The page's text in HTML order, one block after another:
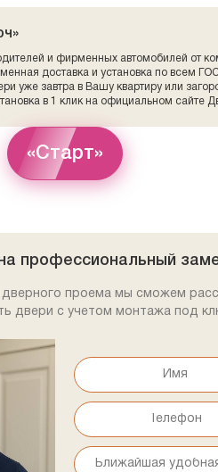
и фирменных автомобилей от
доставка и установка по всем
уже завтра в Вашу квартиру или
в 1 клик на официальном сайте
«Старт»
профессиональный
дверного проема мы сможем
двери с учетом монтажа под